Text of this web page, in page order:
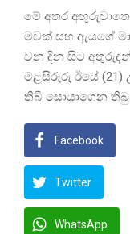
මේ අතර
මවක් සහ ඇයගේ
වන දින සිට
මළසිරුරු ඊයේ (21)
තිබී සොයාගෙන
Facebook
Twitter
WhatsApp